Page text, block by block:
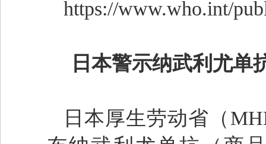
https://www.who.int/
日本警示纳武利尤单
日本厚生劳动省（